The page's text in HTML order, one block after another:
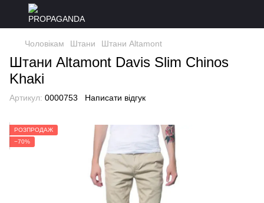
Чоловікам Штани Штани Altamont
Штани Altamont Davis Slim Chinos
Khaki
Артикул: 0000753 Написати відгук
РОЗПРОДАЖ
−70%